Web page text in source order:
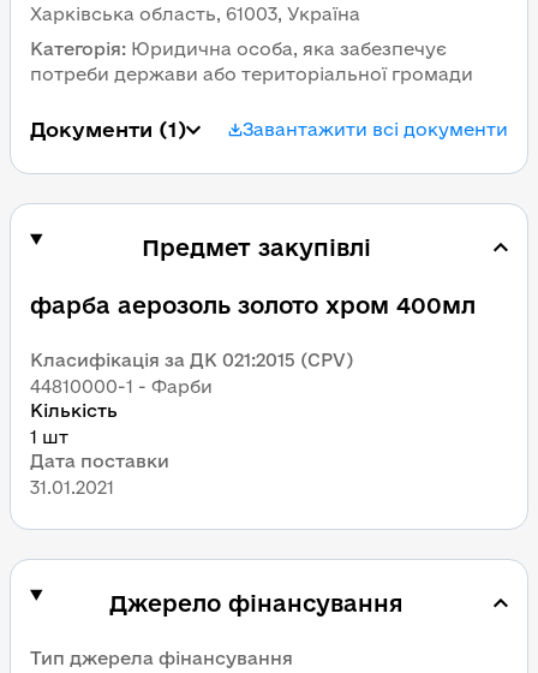
Харківська область, 61003, Україна
Категорія: Юридична особа, яка забезпечує
потреби держави або територіальної громади
Документи (1) Завантажити всі документи
Предмет закупівлі
фарба аерозоль золото хром 400мл
Класифікація за ДК 021:2015 (CPV)
44810000-1 - Фарби
Кількість
1 шт
Дата поставки
31.01.2021
Джерело фінансування
Тип джерела фінансування